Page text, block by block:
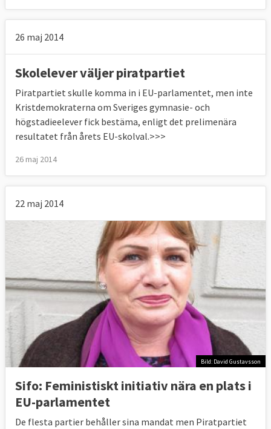
26 maj 2014
Skolelever väljer piratpartiet
Piratpartiet skulle komma in i EU-parlamentet, men inte
Kristdemokraterna om Sveriges gymnasie- och
högstadieelever fick bestäma, enligt det prelimenära
resultatet från årets EU-skolval.>>>
26 maj 2014
22 maj 2014
Bild: David Gustavsson
Sifo: Feministiskt initiativ nära en plats i
EU-parlamentet
De flesta partier behåller sina mandat men Piratpartiet